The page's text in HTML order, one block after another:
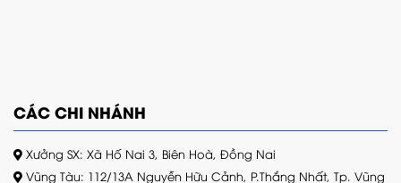
CÁC CHI NHÁNH
Xưởng SX: Xã Hố Nai 3, Biên Hoà, Đồng Nai
Vũng Tàu: 112/13A Nguyễn Hữu Cảnh, P.Thắng Nhất, Tp. Vũng